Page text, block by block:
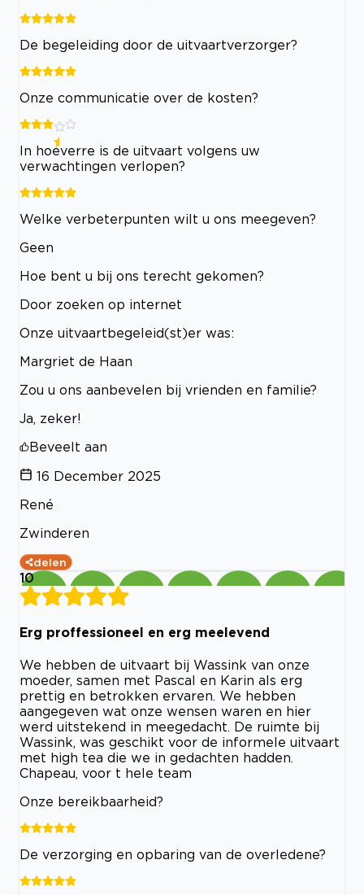
De begeleiding door de uitvaartverzorger?
Onze communicatie over de kosten?
In hoeverre is de uitvaart volgens uw
verwachtingen verlopen?
Welke verbeterpunten wilt u ons meegeven?
Geen
Hoe bent u bij ons terecht gekomen?
Door zoeken op internet
Onze uitvaartbegeleid(st)er was:
Margriet de Haan
Zou u ons aanbevelen bij vrienden en familie?
Ja, zeker!
Beveelt aan
16 December 2025
René
Zwinderen
delen
10
Erg proffessioneel en erg meelevend
We hebben de uitvaart bij Wassink van onze
moeder, samen met Pascal en Karin als erg
prettig en betrokken ervaren. We hebben
aangegeven wat onze wensen waren en hier
werd uitstekend in meegedacht. De ruimte bij
Wassink, was geschikt voor de informele uitvaart
met high tea die we in gedachten hadden.
Chapeau, voor t hele team
Onze bereikbaarheid?
De verzorging en opbaring van de overledene?